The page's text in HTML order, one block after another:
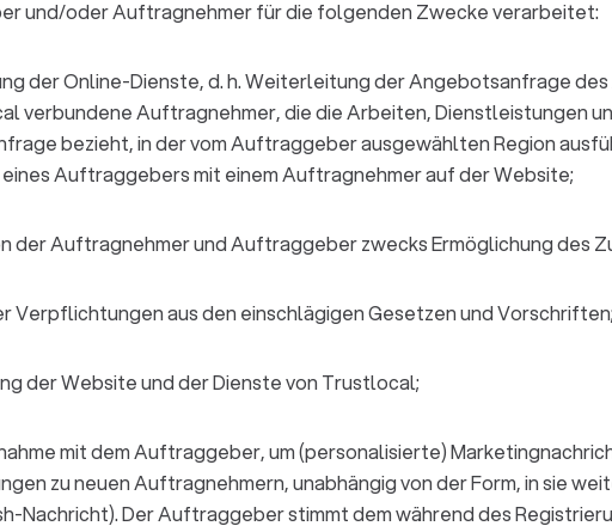
und/oder Auftragnehmer für die folgenden Zwecke verarbeitet:
der Online-Dienste, d. h. Weiterleitung der Angebotsanfrage
verbundene Auftragnehmer, die die Arbeiten, Dienstleistungen
bezieht, in der vom Auftraggeber ausgewählten Region
Auftraggebers mit einem Auftragnehmer auf der Website;
der Auftragnehmer und Auftraggeber zwecks Ermöglichung des
Verpflichtungen aus den einschlägigen Gesetzen und Vorschriften;
der Website und der Dienste von Trustlocal;
mit dem Auftraggeber, um (personalisierte)
zu neuen Auftragnehmern, unabhängig von der Form, in sie
Nachricht). Der Auftraggeber stimmt dem während des